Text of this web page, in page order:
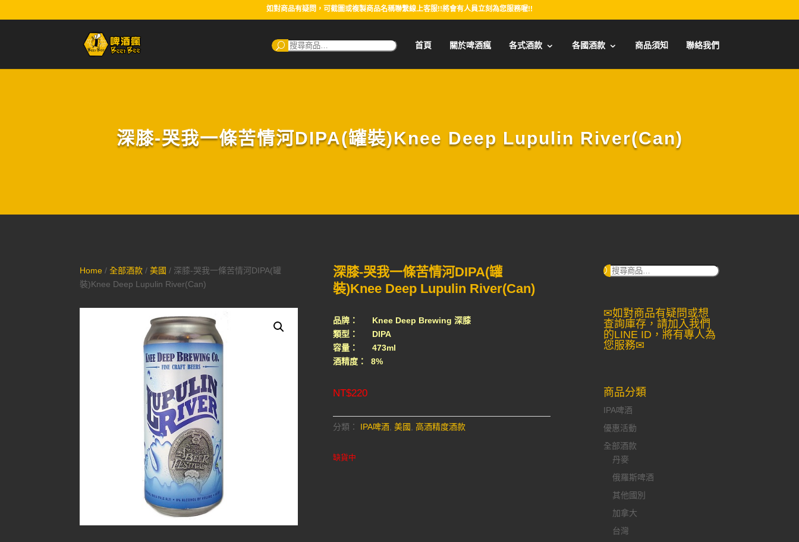
如對商品有疑問，可截圖或複製商品名稱聯繫線上客服!!將會有人員立刻為您服務喔!!
搜
尋：
首頁 關於啤酒瘋 各式酒款 各國酒款 商品須知 聯絡我們
深膝-哭我一條苦情河DIPA(罐裝)Knee Deep Lupulin River(Can)
Home /全部酒款 /美國 / 深膝-哭我一條苦情河DIPA(罐
裝)Knee Deep Lupulin River(Can)
深膝-哭我一條苦情河DIPA(罐
裝)Knee Deep Lupulin River(Can)
品牌： Knee Deep Brewing 深膝
類型： DIPA
容量： 473ml
酒精度： 8%
NT$220
分類： IPA啤酒, 美國, 高酒精度酒款
缺貨中
搜
✉如對商品有疑問或想
查詢庫存，請加入我們
的LINE ID，將有專人為
您服務✉
商品分類
IPA啤酒
優惠活動
全部酒款
丹麥
俄羅斯啤酒
其他國別
加拿大
台灣